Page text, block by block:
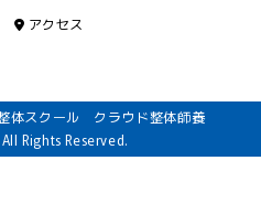
アクセス
体スクール クラウド整体師養
Rights Reserved.